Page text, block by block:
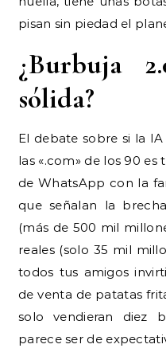
pisan sin piedad el
¿Burbuja
sólida?
El debate sobre si la
las «.com» de los 90
de WhatsApp con la
que señalan la
(más de 500 mil
reales (solo 35 mil
todos tus amigos
de venta de patatas
solo vendieran diez
parece ser de